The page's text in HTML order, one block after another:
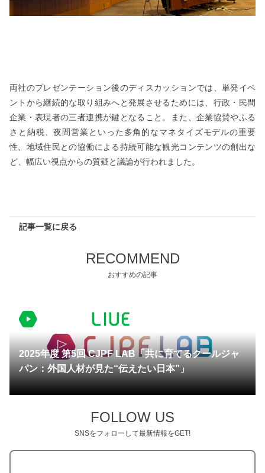
両社のプレゼンテーション後のディスカッションでは、単発イベ
ントから継続的な取り組みへと発展させるためには、行政・民間
企業・表現者の三者連携が鍵となること。また、企業協賛やふる
さと納税、夜間営業といった多角的なマネタイズモデルの重要
性、地域住民との協働による持続可能な観光コンテンツの創出な
ど、幅広い視点からの質疑と議論が行われました。
記事一覧に戻る
RECOMMEND
おすすめの記事
2025年度 第5回 CJPF LAB「共に育てるクールジャ
パン：外国人材が見た“伝えたい日本”」
FOLLOW US
SNSをフォローして最新情報をGET!